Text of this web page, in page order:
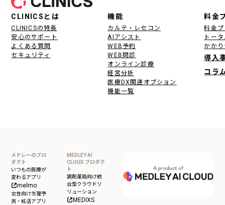
フッター
CLINICSとは
CLINICSの特長
安心のサポート
よくある質問
セキュリティ
機能
カルテ・レセコン
AIアシスト
WEB予約
WEB問診
オンライン診療
経営分析
医療DX関連オプション
機能一覧
料金
料金
トー
かか
導入
コラ
メドレーのプロ
ダクト
いつもの医療が
変わるアプリ
melmo
女性向け生理予
測・妊活アプリ
MEDLEY AI
CLOUD プロダク
ト
調剤薬局向け統
合型クラウドソ
リューション
MEDIXS
A product of